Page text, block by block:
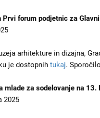
forum podjetnic za
arhitekture in dizajna,
je dostopnih tukaj.
mlade za sodelovanje na
2025